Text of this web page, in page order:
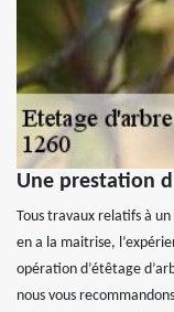
Une prestation
Tous travaux relatifs à
en a la maitrise,
opération d’étêtage
nous vous